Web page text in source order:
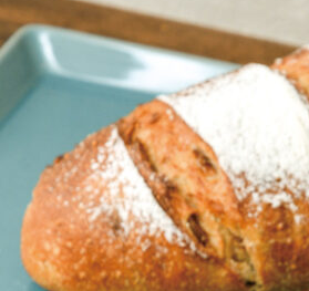
今月の京みやげ
京都の書店
CULTURE